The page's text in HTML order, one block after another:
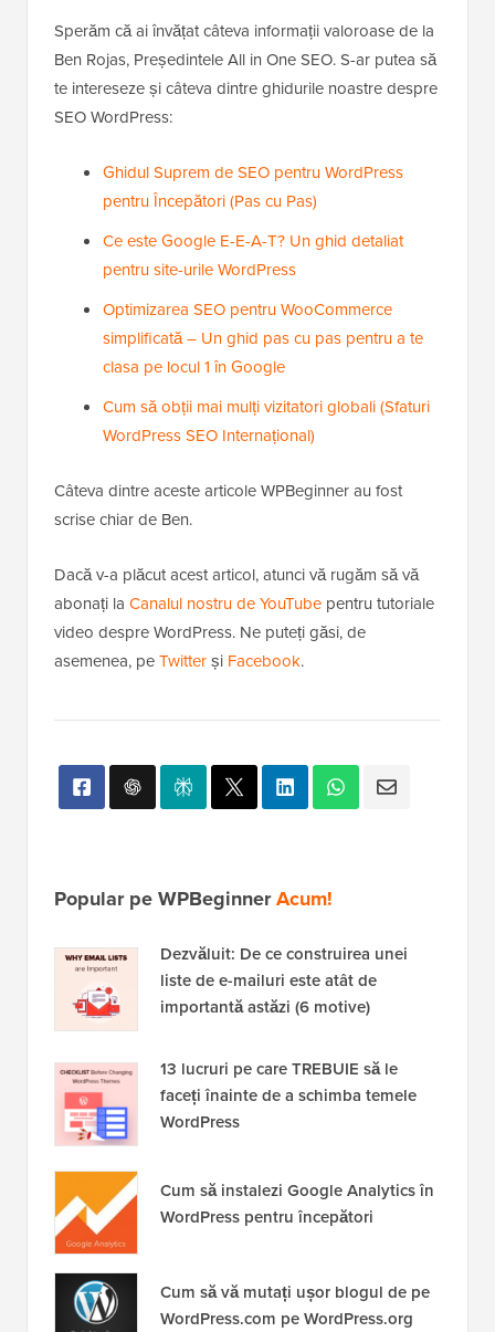
Sperăm că ai învățat câteva informații valoroase de la
Ben Rojas, Președintele All in One SEO. S-ar putea să
te intereseze și câteva dintre ghidurile noastre despre
SEO WordPress:
Ghidul Suprem de SEO pentru WordPress
pentru Începători (Pas cu Pas)
Ce este Google E-E-A-T? Un ghid detaliat
pentru site-urile WordPress
Optimizarea SEO pentru WooCommerce
simplificată – Un ghid pas cu pas pentru a te
clasa pe locul 1 în Google
Cum să obții mai mulți vizitatori globali (Sfaturi
WordPress SEO Internațional)
Câteva dintre aceste articole WPBeginner au fost
scrise chiar de Ben.
Dacă v-a plăcut acest articol, atunci vă rugăm să vă
abonați la Canalul nostru de YouTube pentru tutoriale
video despre WordPress. Ne puteți găsi, de
asemenea, peTwitterși Facebook.
Popular pe WPBeginnerAcum!
Dezvăluit: De ce construirea unei
liste de e-mailuri este atât de
importantă astăzi (6 motive)
13 lucruri pe care TREBUIE să le
faceți înainte de a schimba temele
WordPress
Cum să instalezi Google Analytics în
WordPress pentru începători
Cum să vă mutați ușor blogul de pe
WordPress.com pe WordPress.org